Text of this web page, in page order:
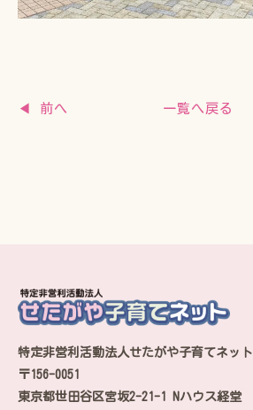
◀ 前へ 一覧へ戻る
特定非営利活動法人せたがや子育てネット
〒156-0051
東京都世田谷区宮坂2-21-1 Nハウス経堂